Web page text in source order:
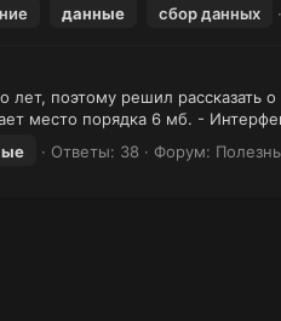
данные сбор данных
поэтому решил рассказать
место порядка 6 мб. -
Ответы: 38 Форум: